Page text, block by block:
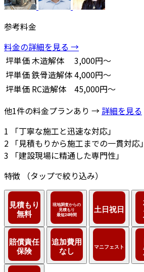
参考料金
料金の詳細を見る →
坪単価木造解体
3,000円～
坪単価鉄骨造解体4,000円～
坪単価 RC造解体
45,000円～
他1件の料金プランあり → 詳細を見る
1
「丁寧な施工と迅速な対応」
2 「見積もりから施工までの一貫対応」
3
「建設現場に精通した専門性」
特徴
（タップで絞り込み）